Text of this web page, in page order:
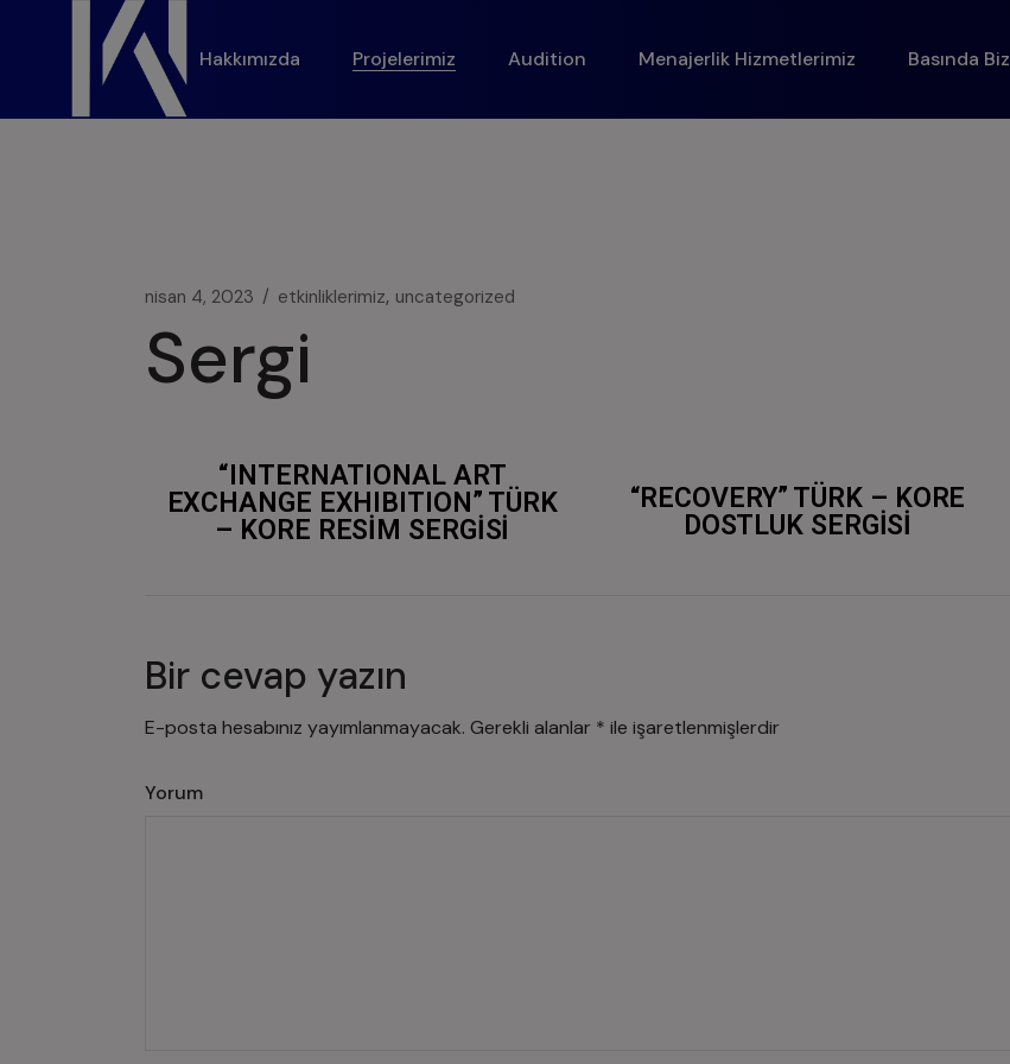
Hakkımızda Projelerimiz Audition Menajerlik Hizmetlerimiz Basında Biz
nisan 4, 2023 etkinliklerimiz uncategorized
Sergi
“INTERNATIONAL ART
EXCHANGE EXHIBITION” TÜRK
– KORE RESİM SERGİSİ
“RECOVERY” TÜRK – KORE
DOSTLUK SERGİSİ
Bir cevap yazın
E-posta hesabınız yayımlanmayacak. Gerekli alanlar * ile işaretlenmişlerdir
Yorum
modal-check